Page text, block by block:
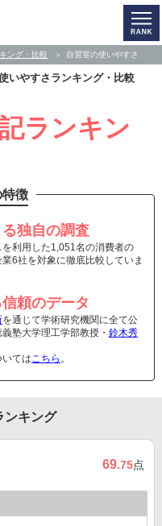
ング・比較 自習室の使いやすさ
いやすさランキング・比較
ランキン
徴
独自の調査
利用した1,051名の消費者の
6社を対象に徹底比較していま
頼のデータ
を通じて学術研究機関に全て公
塾大学理工学部教授・ 鈴木秀
てはこちら 。
ンキング
69.75点